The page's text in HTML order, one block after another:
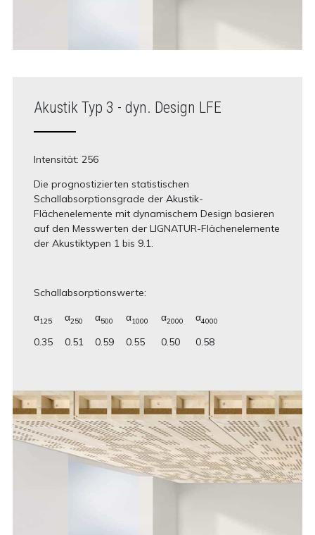
Akustik Typ 3 - dyn. Design LFE
Intensität: 256
Die prognostizierten statistischen
Schallabsorptionsgrade der Akustik-
Flächenelemente mit dynamischem Design basieren
auf den Messwerten der LIGNATUR-Flächenelemente
der Akustiktypen 1 bis 9.1.
Schallabsorptionswerte:
α125 α250 α500 α1000 α2000 α4000
0.35 0.51 0.59 0.55 0.50 0.58